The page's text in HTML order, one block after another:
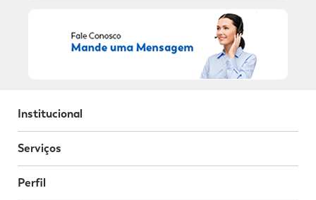
Institucional
Serviços
Perfil